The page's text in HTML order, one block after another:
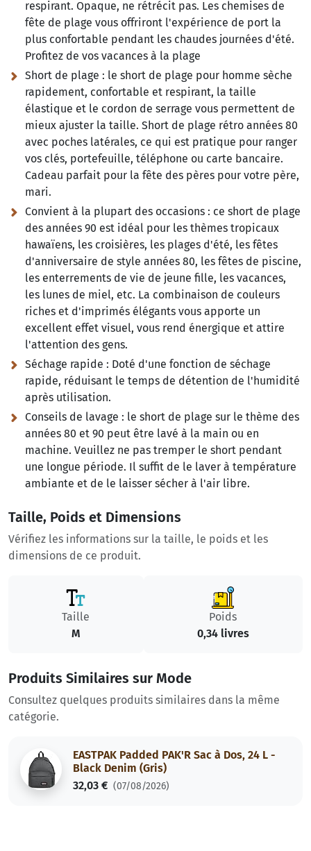
respirant. Opaque, ne rétrécit pas. Les chemises de
fête de plage vous offriront l'expérience de port la
plus confortable pendant les chaudes journées d'été.
Profitez de vos vacances à la plage
Short de plage : le short de plage pour homme sèche
rapidement, confortable et respirant, la taille
élastique et le cordon de serrage vous permettent de
mieux ajuster la taille. Short de plage rétro années 80
avec poches latérales, ce qui est pratique pour ranger
vos clés, portefeuille, téléphone ou carte bancaire.
Cadeau parfait pour la fête des pères pour votre père,
mari.
Convient à la plupart des occasions : ce short de plage
des années 90 est idéal pour les thèmes tropicaux
hawaïens, les croisières, les plages d'été, les fêtes
d'anniversaire de style années 80, les fêtes de piscine,
les enterrements de vie de jeune fille, les vacances,
les lunes de miel, etc. La combinaison de couleurs
riches et d'imprimés élégants vous apporte un
excellent effet visuel, vous rend énergique et attire
l'attention des gens.
Séchage rapide : Doté d'une fonction de séchage
rapide, réduisant le temps de détention de l'humidité
après utilisation​.
Conseils de lavage : le short de plage sur le thème des
années 80 et 90 peut être lavé à la main ou en
machine. Veuillez ne pas tremper le short pendant
une longue période. Il suffit de le laver à température
ambiante et de le laisser sécher à l'air libre.
Taille, Poids et Dimensions
Vérifiez les informations sur la taille, le poids et les
dimensions de ce produit.
Taille
M
Poids
0,34 livres
Produits Similaires sur Mode
Consultez quelques produits similaires dans la même
catégorie.
EASTPAK Padded PAK'R Sac à Dos, 24 L -
Black Denim (Gris)
32,03 € (07/08/2026)